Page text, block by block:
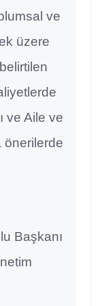
ve
üzere
ve Aile ve
önerilerde
Başkanı